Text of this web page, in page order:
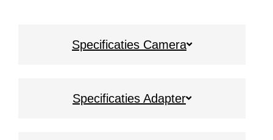
Specificaties Camera
Specificaties Adapter